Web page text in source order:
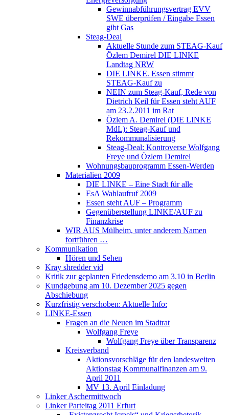
Gewinnabführungsvertrag EVV
SWE überprüfen / Eingabe Essen
gibt Gas
Steag-Deal
Aktuelle Stunde zum STEAG-Kauf
Özlem Demirel DIE LINKE
Landtag NRW
DIE LINKE. Essen stimmt
STEAG-Kauf zu
NEIN zum Steag-Kauf, Rede von
Dietrich Keil für Essen steht AUF
am 23.2.2011 im Rat
Özlem A. Demirel (DIE LINKE
MdL): Steag-Kauf und
Rekommunalisierung
Steag-Deal: Kontroverse Wolfgang
Freye und Özlem Demirel
Wohnungsbauprogramm Essen-Werden
Materialien 2009
DIE LINKE – Eine Stadt für alle
EsA Wahlaufruf 2009
Essen steht AUF – Programm
Gegenüberstellung LINKE/AUF zu
Finanzkrise
WIR AUS Mülheim, unter anderem Namen
fortführen …
Kommunikation
Hören und Sehen
Kray shredder vid
Kritik zur geplanten Friedensdemo am 3.10 in Berlin
Kundgebung am 10. Dezember 2025 gegen
Abschiebung
Kurzfristig verschoben: Aktuelle Info:
LINKE-Essen
Fragen an die Neuen im Stadtrat
Wolfgang Freye
Wolfgang Freye über Transparenz
Kreisverband
Aktionsvorschläge für den landesweiten
Aktionstag Kommunalfinanzen am 9.
April 2011
MV 13. April Einladung
Linker Aschermittwoch
Linker Parteitag 2011 Erfurt